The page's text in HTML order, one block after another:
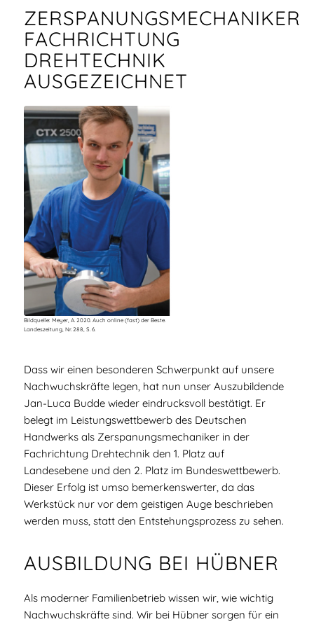
ZERSPANUNGSMECHANIKER
FACHRICHTUNG
DREHTECHNIK
AUSGEZEICHNET
Bildquelle: Meyer, A. 2020. Auch online (fast) der Beste.
Landeszeitung, Nr. 288, S. 6.
Dass wir einen besonderen Schwerpunkt auf unsere
Nachwuchskräfte legen, hat nun unser Auszubildende
Jan-Luca Budde wieder eindrucksvoll bestätigt. Er
belegt im Leistungswettbewerb des Deutschen
Handwerks als Zerspanungsmechaniker in der
Fachrichtung Drehtechnik den 1. Platz auf
Landesebene und den 2. Platz im Bundeswettbewerb.
Dieser Erfolg ist umso bemerkenswerter, da das
Werkstück nur vor dem geistigen Auge beschrieben
werden muss, statt den Entstehungsprozess zu sehen.
AUSBILDUNG BEI HÜBNER
Als moderner Familienbetrieb wissen wir, wie wichtig
Nachwuchskräfte sind. Wir bei Hübner sorgen für ein